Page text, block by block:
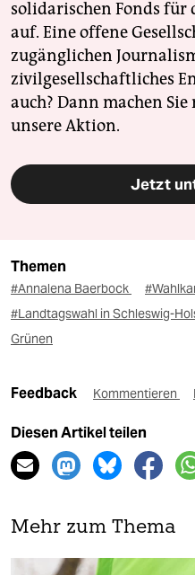
solidarischen Fonds für
auf. Eine offene
zugänglichen
zivilgesellschaftliches
auch? Dann machen
unsere Aktion.
Jetzt
Themen
#Annalena Baerbock
#Landtagswahl in Schleswig-
Grünen
Feedback Kommentieren
Diesen Artikel teilen
Mehr zum Thema